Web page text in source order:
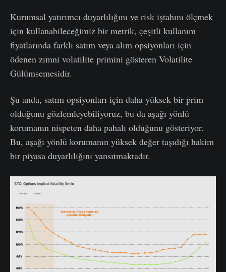
Kurumsal yatırımcı duyarlılığını ve risk iştahını ölçmek
için kullanabileceğimiz bir metrik, çeşitli kullanım
fiyatlarında farklı satım veya alım opsiyonları için
ödenen zımni volatilite primini gösteren Volatilite
Gülümsemesidir.
Şu anda, satım opsiyonları için daha yüksek bir prim
olduğunu gözlemleyebiliyoruz, bu da aşağı yönlü
korumanın nispeten daha pahalı olduğunu gösteriyor.
Bu, aşağı yönlü korumanın yüksek değer taşıdığı hakim
bir piyasa duyarlılığını yansıtmaktadır.